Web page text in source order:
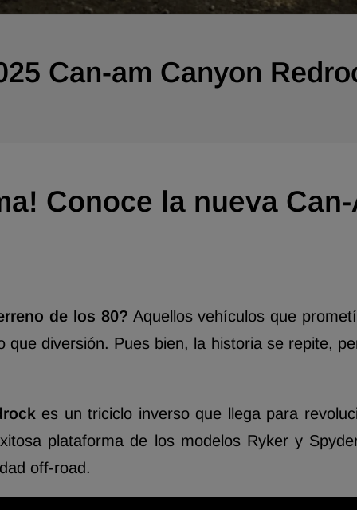
Can-am Canyon
Conoce la nueva
de los 80? Aquellos vehículos que
que diversión. Pues bien, la historia se repite,
es un triciclo inverso que llega para
plataforma de los modelos Ryker y
off-road.